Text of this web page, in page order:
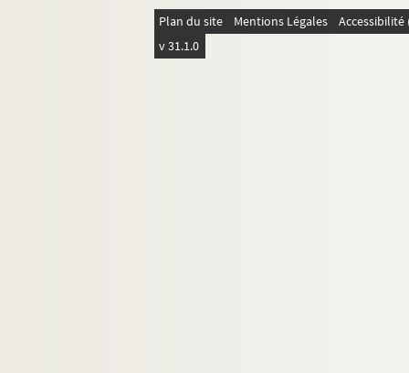
Plan du site Mentions Légales
v 31.1.0